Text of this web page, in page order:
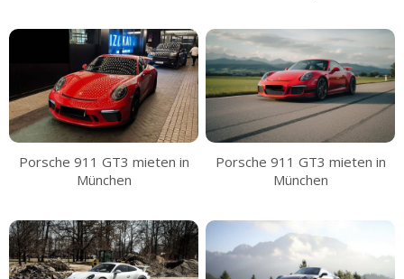
Porsche 911 GT3 mieten in
München
Porsche 911 GT3 mieten in
München